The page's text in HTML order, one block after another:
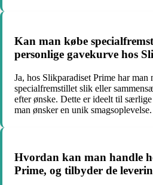
Kan man købe
personlige gavekurve hos
Ja, hos Slikparadiset Prime har
specialfremstillet slik eller
efter ønske. Dette er ideelt til
man ønsker en unik smagsoplevelse.
Hvordan kan man handle
Prime, og tilbyder de